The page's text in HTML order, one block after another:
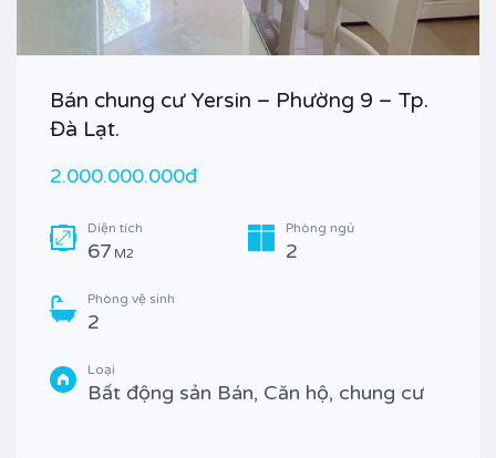
Bán chung cư Yersin – Phường 9 – Tp.
Đà Lạt.
2.000.000.000đ
Diện tích
67 M2
Phòng ngủ
2
Phòng vệ sinh
2
Loại
Bất động sản Bán, Căn hộ, chung cư